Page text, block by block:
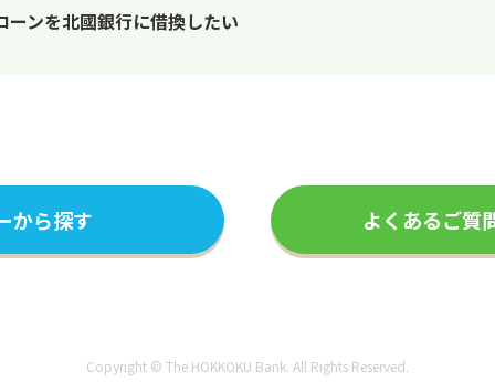
ンを北國銀行に借換したい
から探す よくあるご質
Copyright © The HOKKOKU Bank. All Rights Reserved.